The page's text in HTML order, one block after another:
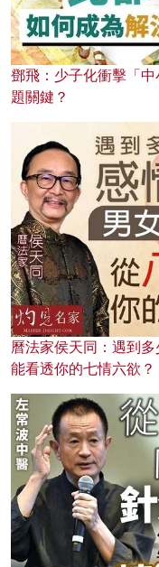
鄧飛：少子化衝擊「
題關鍵？
曆法家侯天同：遇到
能看透你的七情六欲？